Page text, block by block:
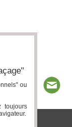
ou
toujours